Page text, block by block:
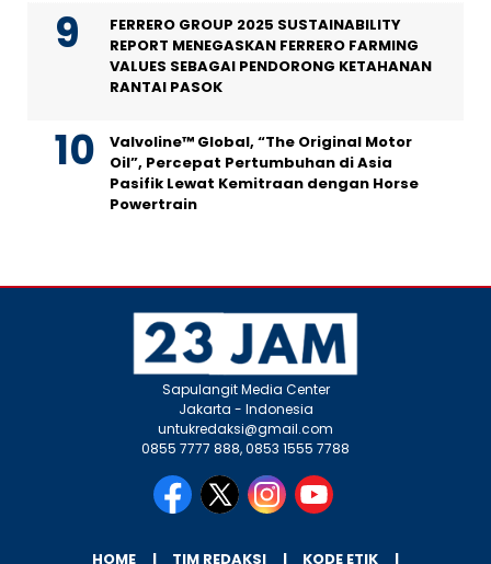
FERRERO GROUP 2025 SUSTAINABILITY
REPORT MENEGASKAN FERRERO FARMING
VALUES SEBAGAI PENDORONG KETAHANAN
RANTAI PASOK
Valvoline™ Global, “The Original Motor
Oil”, Percepat Pertumbuhan di Asia
Pasifik Lewat Kemitraan dengan Horse
Powertrain
Sapulangit Media Center
Jakarta - Indonesia
untukredaksi@gmail.com
0855 7777 888, 0853 1555 7788
HOME TIM REDAKSI KODE ETIK